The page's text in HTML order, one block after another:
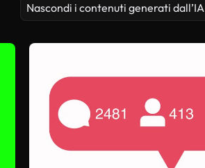
Nascondi i contenuti generati dall’IA